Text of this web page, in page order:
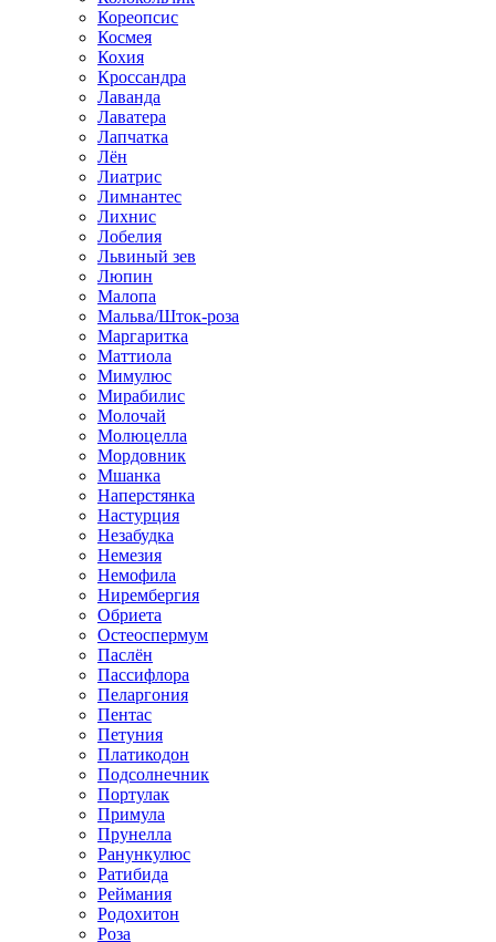
Кореопсис
Космея
Кохия
Кроссандра
Лаванда
Лаватера
Лапчатка
Лён
Лиатрис
Лимнантес
Лихнис
Лобелия
Львиный зев
Люпин
Малопа
Мальва/Шток-роза
Маргаритка
Маттиола
Мимулюс
Мирабилис
Молочай
Молюцелла
Мордовник
Мшанка
Наперстянка
Настурция
Незабудка
Немезия
Немофила
Нирембергия
Обриета
Остеоспермум
Паслён
Пассифлора
Пеларгония
Пентас
Петуния
Платикодон
Подсолнечник
Портулак
Примула
Прунелла
Ранункулюс
Ратибида
Реймания
Родохитон
Роза